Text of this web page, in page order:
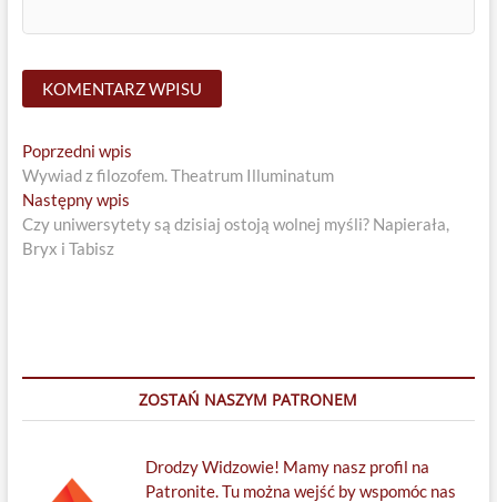
Nawigacja
wpisu
Poprzedni wpisPrevious
post:
Wywiad z filozofem. Theatrum Illuminatum
Następny wpisNext
post:
Czy uniwersytety są dzisiaj ostoją wolnej myśli? Napierała,
Bryx i Tabisz
ZOSTAŃ NASZYM PATRONEM
Drodzy Widzowie! Mamy nasz profil na
Patronite. Tu można wejść by wspomóc nas